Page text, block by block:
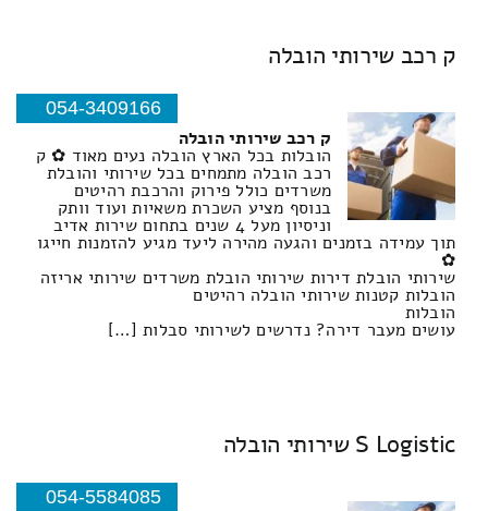
ק רכב שירותי הובלה
054-3409166
ק רכב שירותי הובלה
הובלות בכל הארץ הובלה נעים מאוד ✿ ק
רכב הובלה מתמחים בכל שירותי והובלת
משרדים כולל פירוק והרכבת רהיטים
בנוסף מציע השכרת משאיות ועוד וותק
וניסיון מעל 4 שנים בתחום שירות אדיב
תוך עמידה בזמנים והגעה מהירה ליעד מגיע להזמנות חייגו
✿
שירותי הובלת דירות שירותי הובלת משרדים שירותי אריזה
הובלות קטנות שירותי הובלה רהיטים
הובלות
עושים מעבר דירה? נדרשים לשירותי סבלות […]
S Logistic שירותי הובלה
054-5584085